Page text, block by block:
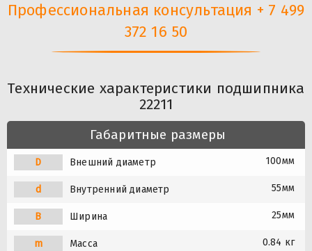
Профессиональная консультация + 7 499
372 16 50
Технические характеристики подшипника
22211
Габаритные размеры
D Внешний диаметр 100мм
d Внутренний диаметр 55мм
B Ширина 25мм
m Масса 0.84 кг